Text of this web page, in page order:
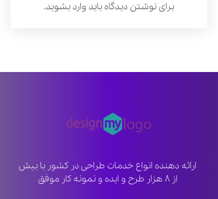
برای نوشتن دیدگاه باید وارد بشوید.
ارائه دهنده انواع خدمات طراحی در کشور با بیش
از ۸ هزار طرح و ایده و نمونه کار موفق